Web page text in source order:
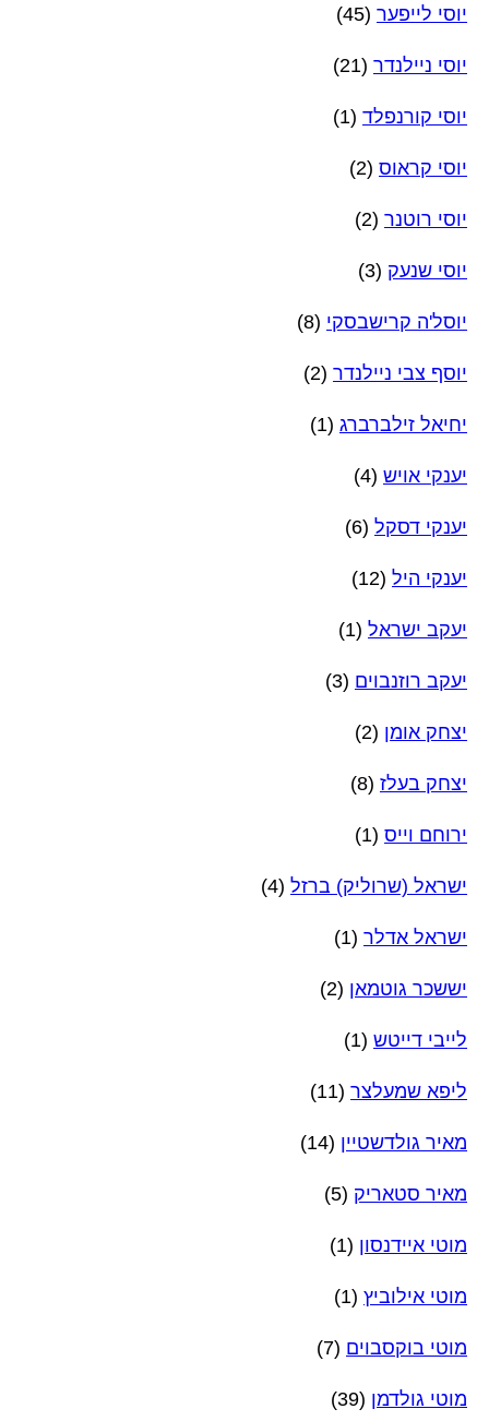
יוסי לייפער (45)
יוסי ניילנדר (21)
יוסי קורנפלד (1)
יוסי קראוס (2)
יוסי רוטנר (2)
יוסי שנעק (3)
יוסל'ה קרישבסקי (8)
יוסף צבי ניילנדר (2)
יחיאל זילברברג (1)
יענקי אויש (4)
יענקי דסקל (6)
יענקי היל (12)
יעקב ישראל (1)
יעקב רוזנבוים (3)
יצחק אומן (2)
יצחק בעלז (8)
ירוחם וייס (1)
ישראל (שרוליק) ברזל (4)
ישראל אדלר (1)
יששכר גוטמאן (2)
לייבי דייטש (1)
ליפא שמעלצר (11)
מאיר גולדשטיין (14)
מאיר סטאריק (5)
מוטי איידנסון (1)
מוטי אילוביץ (1)
מוטי בוקסבוים (7)
מוטי גולדמן (39)